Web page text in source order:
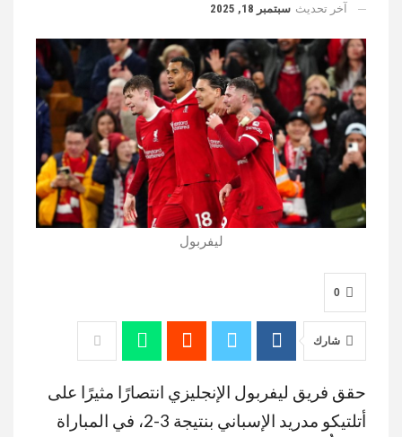
آخر تحديث سبتمبر 18, 2025
ليفربول
0
شارك
حقق فريق ليفربول الإنجليزي انتصارًا مثيرًا على
أتلتيكو مدريد الإسباني بنتيجة 3-2، في المباراة